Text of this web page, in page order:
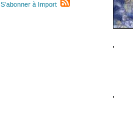
S'abonner à Import